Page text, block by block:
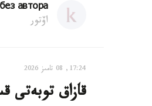
без автора
اۆتور
17:24, 08 تامىز 2026
قازاق توبەتى